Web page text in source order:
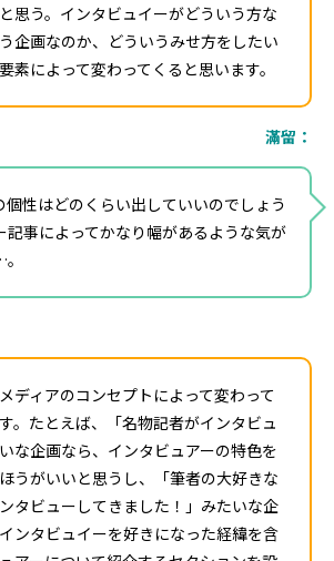
思う。インタビュイーがどういう方な
企画なのか、どういうみせ方をしたい
素によって変わってくると思います。
滿留：
個性はどのくらい出していいのでしょう
記事によってかなり幅があるような気が
ディアのコンセプトによって変わって
。たとえば、「名物記者がインタビュ
な企画なら、インタビュアーの特色を
うがいいと思うし、「筆者の大好きな
ビューしてきました！」みたいな企
ンタビュイーを好きになった経緯を含